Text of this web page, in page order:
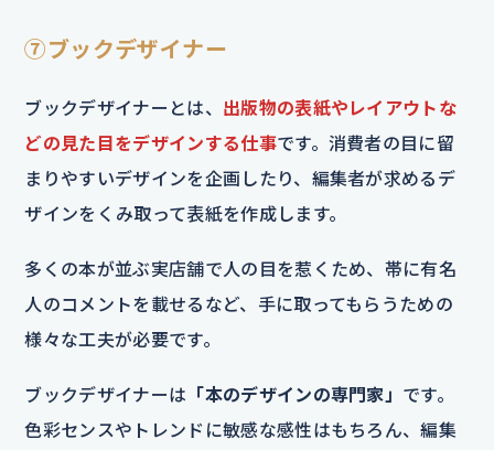
⑦ブックデザイナー
ブックデザイナーとは、 出版物の表紙やレイアウトな
どの見た目をデザインする仕事です。消費者の目に留
まりやすいデザインを企画したり、編集者が求めるデ
ザインをくみ取って表紙を作成します。
多くの本が並ぶ実店舗で人の目を惹くため、帯に有名
人のコメントを載せるなど、手に取ってもらうための
様々な工夫が必要です。
ブックデザイナーは 「本のデザインの専門家」 です。
色彩センスやトレンドに敏感な感性はもちろん、編集